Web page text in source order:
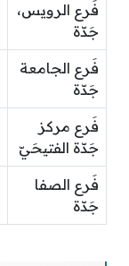
فَرع الرويس،
جَدّة
فَرع الجامعة
جَدّة
فَرع مركز
جَدّة الفتيحَيّ
فَرع الصفا
جَدّة